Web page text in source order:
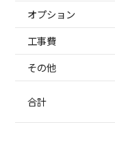
オプション
工事費
その他
合計